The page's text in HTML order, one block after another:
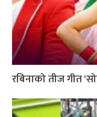
रबिनाको तीज गीत